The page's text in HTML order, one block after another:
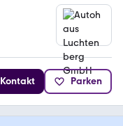
Kontakt Parken